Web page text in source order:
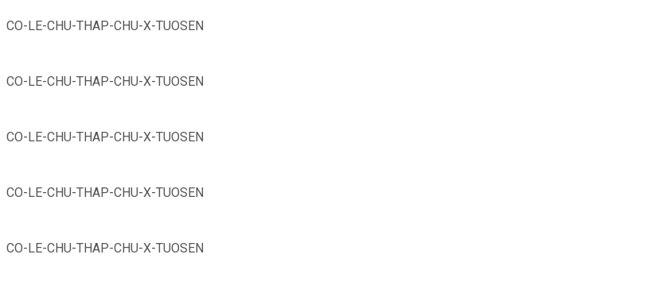
CO-LE-CHU-THAP-CHU-X-TUOSEN
CO-LE-CHU-THAP-CHU-X-TUOSEN
CO-LE-CHU-THAP-CHU-X-TUOSEN
CO-LE-CHU-THAP-CHU-X-TUOSEN
CO-LE-CHU-THAP-CHU-X-TUOSEN